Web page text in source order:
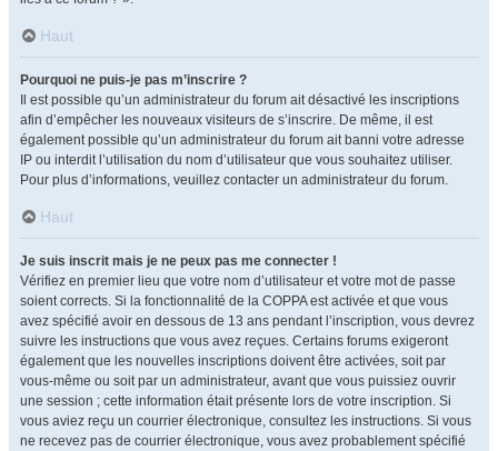
Haut
Pourquoi ne puis-je pas m’inscrire ?
Il est possible qu’un administrateur du forum ait désactivé les inscriptions
afin d’empêcher les nouveaux visiteurs de s’inscrire. De même, il est
également possible qu’un administrateur du forum ait banni votre adresse
IP ou interdit l’utilisation du nom d’utilisateur que vous souhaitez utiliser.
Pour plus d’informations, veuillez contacter un administrateur du forum.
Haut
Je suis inscrit mais je ne peux pas me connecter !
Vérifiez en premier lieu que votre nom d’utilisateur et votre mot de passe
soient corrects. Si la fonctionnalité de la COPPA est activée et que vous
avez spécifié avoir en dessous de 13 ans pendant l’inscription, vous devrez
suivre les instructions que vous avez reçues. Certains forums exigeront
également que les nouvelles inscriptions doivent être activées, soit par
vous-même ou soit par un administrateur, avant que vous puissiez ouvrir
une session ; cette information était présente lors de votre inscription. Si
vous aviez reçu un courrier électronique, consultez les instructions. Si vous
ne recevez pas de courrier électronique, vous avez probablement spécifié